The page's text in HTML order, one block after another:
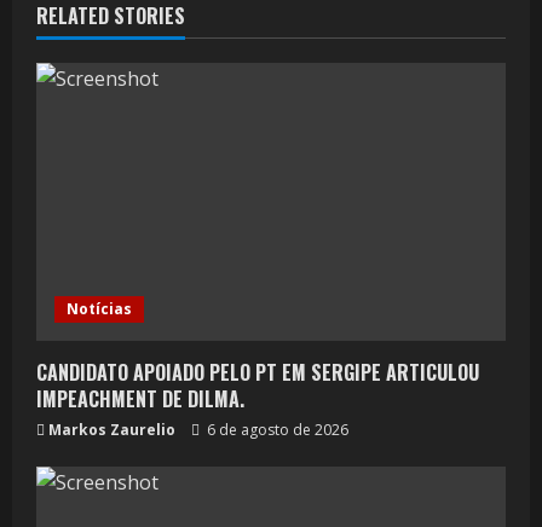
RELATED STORIES
Notícias
CANDIDATO APOIADO PELO PT EM SERGIPE ARTICULOU
IMPEACHMENT DE DILMA.
Markos Zaurelio 6 de agosto de 2026